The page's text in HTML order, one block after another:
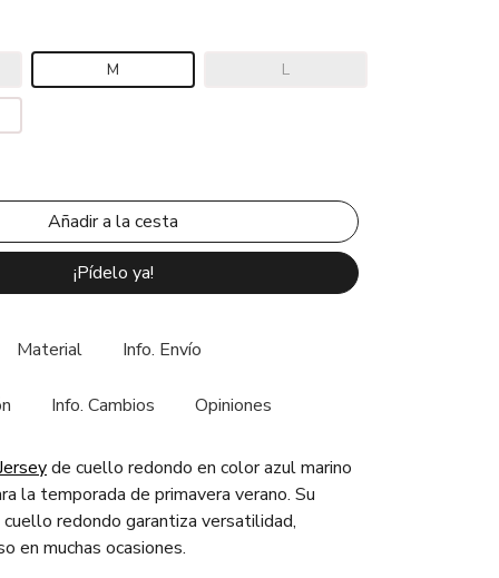
M L
¡Pídelo ya!
Material Info. Envío
Info. Cambios Opiniones
de cuello redondo en color azul marino
la temporada de primavera verano. Su
redondo garantiza versatilidad,
en muchas ocasiones.